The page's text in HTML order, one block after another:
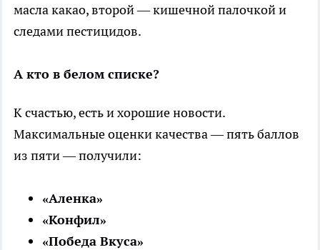
масла какао, второй — кишечной палочкой и
следами пестицидов.
А кто в белом списке?
К счастью, есть и хорошие новости.
Максимальные оценки качества — пять баллов
из пяти — получили:
«Аленка»
«Конфил»
«Победа Вкуса»